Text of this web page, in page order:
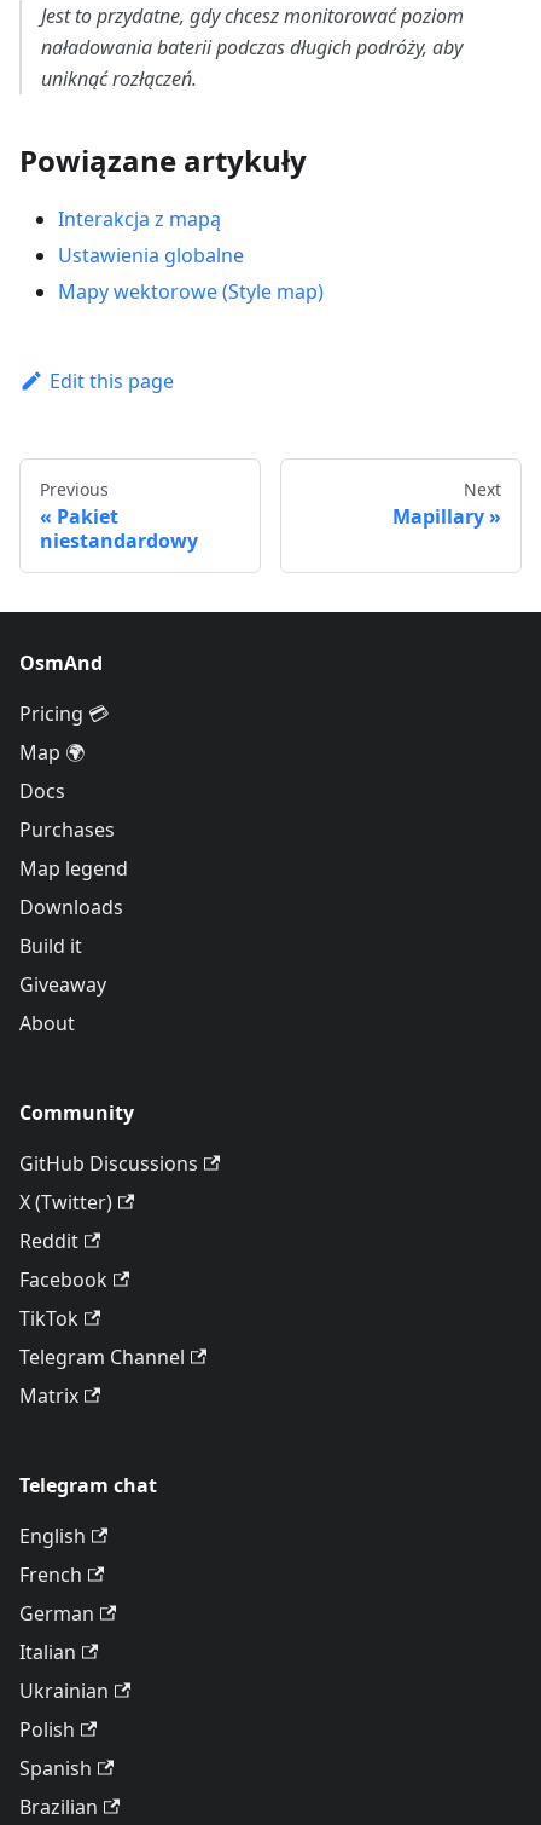
Jest to przydatne, gdy chcesz monitorować poziom
naładowania baterii podczas długich podróży, aby
uniknąć rozłączeń.
Powiązane artykuły
Interakcja z mapą
Ustawienia globalne
Mapy wektorowe (Style map)
Edit this page
Previous
Pakiet
niestandardowy
Next
Mapillary
OsmAnd
Pricing 💳
Map 🌍
Docs
Purchases
Map legend
Downloads
Build it
Giveaway
About
Community
GitHub Discussions
X (Twitter)
Reddit
Facebook
TikTok
Telegram Channel
Matrix
Telegram chat
English
French
German
Italian
Ukrainian
Polish
Spanish
Brazilian